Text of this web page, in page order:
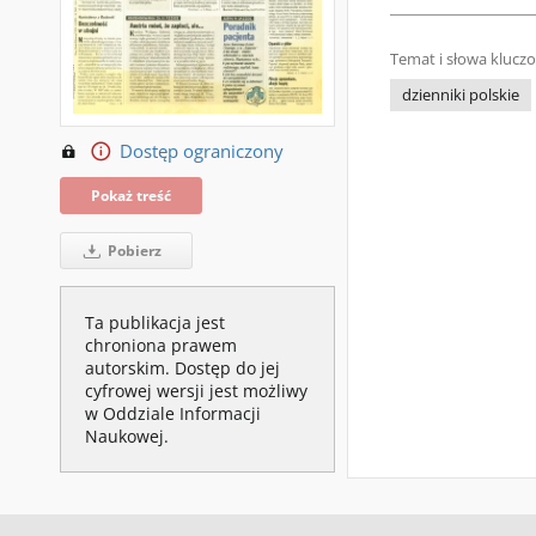
Dostęp ograniczony
Pokaż treść
Pobierz
Ta publikacja jest
chroniona prawem
autorskim. Dostęp do jej
cyfrowej wersji jest możliwy
w Oddziale Informacji
Naukowej.
Temat i słowa
dzienniki polskie